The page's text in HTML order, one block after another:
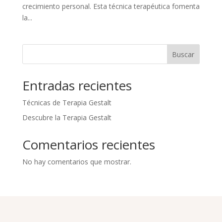
crecimiento personal. Esta técnica terapéutica fomenta
la...
Buscar
Entradas recientes
Técnicas de Terapia Gestalt
Descubre la Terapia Gestalt
Comentarios recientes
No hay comentarios que mostrar.